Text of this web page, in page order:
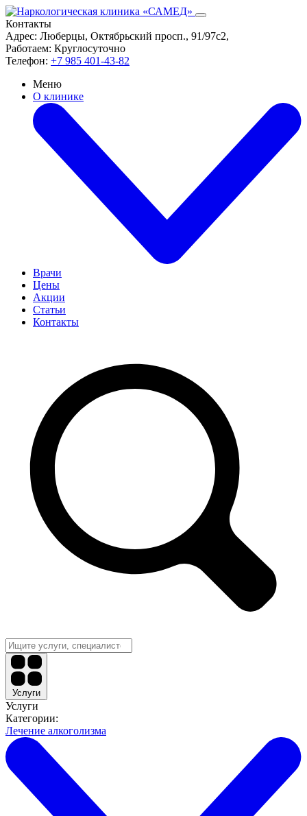
Контакты
Адрес: Люберцы, Октябрьский просп., 91/97с2,
Работаем: Круглосуточно
Телефон: +7 985 401-43-82
Меню
О клинике
Врачи
Цены
Акции
Статьи
Контакты
Услуги
Услуги
Категории:
Лечение алкоголизма